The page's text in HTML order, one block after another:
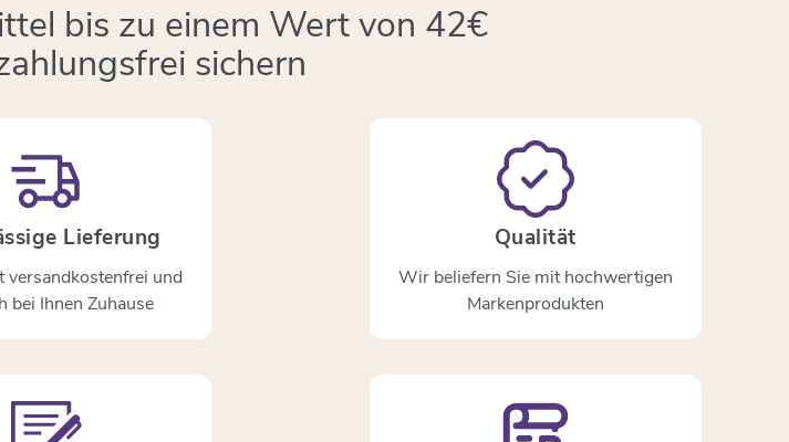
bis zu einem Wert von 42€
sichern
Lieferung
versandkostenfrei und
bei Ihnen Zuhause
Qualität
Wir beliefern Sie mit hochwertigen
Markenprodukten